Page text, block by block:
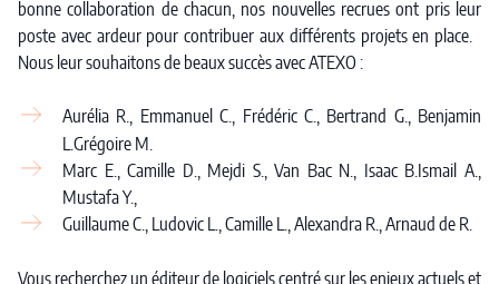
bonne collaboration de chacun, nos nouvelles recrues ont pris leur
poste avec ardeur pour contribuer aux différents projets en place.
Nous leur souhaitons de beaux succès avec ATEXO :
Aurélia R., Emmanuel C., Frédéric C., Bertrand G., Benjamin
L.Grégoire M.
Marc E., Camille D., Mejdi S., Van Bac N., Isaac B.Ismail A.,
Mustafa Y.,
Guillaume C., Ludovic L., Camille L., Alexandra R., Arnaud de R.
Vous recherchez un éditeur de logiciels centré sur les enjeux actuels et